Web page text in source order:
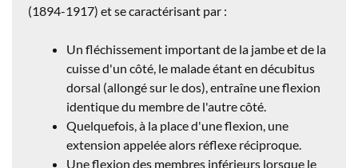
(1894-1917) et se caractérisant par :
Un fléchissement important de la jambe et de la
cuisse d'un côté, le malade étant en décubitus
dorsal (allongé sur le dos), entraîne une flexion
identique du membre de l'autre côté.
Quelquefois, à la place d'une flexion, une
extension appelée alors réflexe réciproque.
Une flexion des membres inférieurs lorsque le